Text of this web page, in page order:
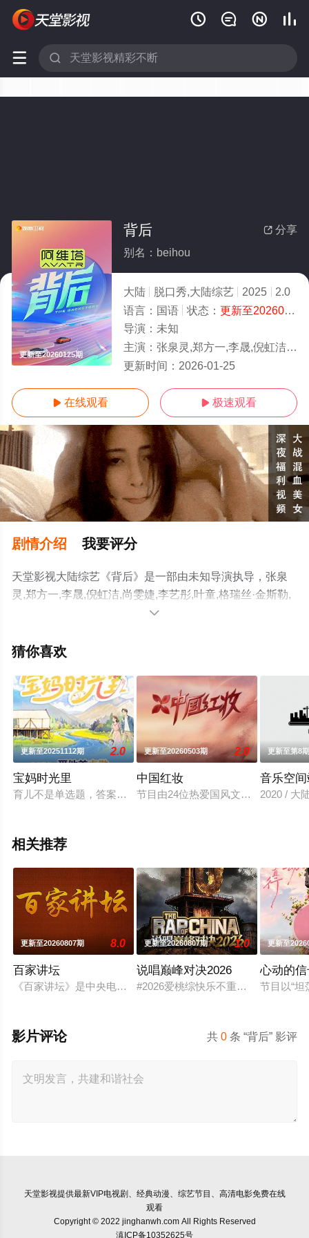
   
 
更新至20260125期
 分享
背后
别名：beihou
大陆 脱口秀,大陆综艺 2025
2.0
语言： 国语 状态： 更新至20260125期
导演： 未知
主演： 张泉灵,郑方一,李晟,倪虹洁,尚雯婕,李艺彤,叶童,格瑞丝·金斯勒,白举纲
更新时间： 2026-01-25
 在线观看  极速观看
剧情介绍 我要评分
天堂影视大陆综艺《背后》是一部由未知导演执导，张泉
灵,郑方一,李晟,倪虹洁,尚雯婕,李艺彤,叶童,格瑞丝·金斯勒,
白举纲等演员精彩演绎的大陆综艺，手机免费观看高清无
步至豆瓣综艺、电视猫或剧情网等平台了解。
。

猜你喜欢
更新至20251112期 2.0
宝妈时光里
育儿不是单选题，答案藏在时光里。作为一档亲子育儿观察真
更新至20260503期 2.0
中国红妆
节目由24位热爱国风文化、拥有时尚
更新至第8
音乐空
2020 / 大
相关推荐
更新至20260807期 8.0
百家讲坛
《百家讲坛》是中央电视台科教频道（CCTV-10）2001年7月9
更新至20260807期 1.0
说唱巅峰对决2026
#2026爱桃综快乐不重样# #说唱十
更新至
心动的
节目以“
共0 条 “背后” 影评
影片评论
天堂影视提供最新VIP电视剧、经典动漫、综艺节目、高清电影免费在线
观看
Copyright © 2022 jinghanwh.com All Rights Reserved
滇ICP备10352625号